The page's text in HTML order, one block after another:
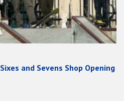
and Sevens Shop Opening